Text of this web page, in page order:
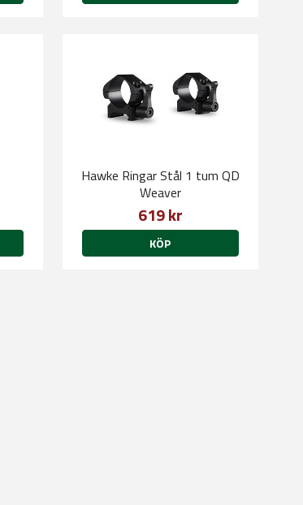
Hawke Ringar Stål 1 tum QD
Weaver
619 kr
KÖP